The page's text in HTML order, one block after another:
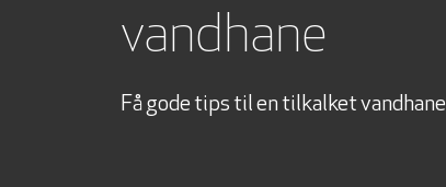
vandhane
Få gode tips til en tilkalket vandhane